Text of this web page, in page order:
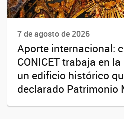
7 de agosto de 2026
Aporte internacional:
CONICET trabaja en
un edificio histórico
declarado Patrimonio